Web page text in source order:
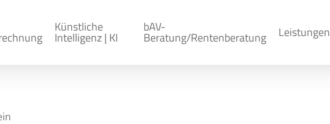
Künstliche
Intelligenz | KI
bAV-
Beratung/Rentenberatung Leistungen